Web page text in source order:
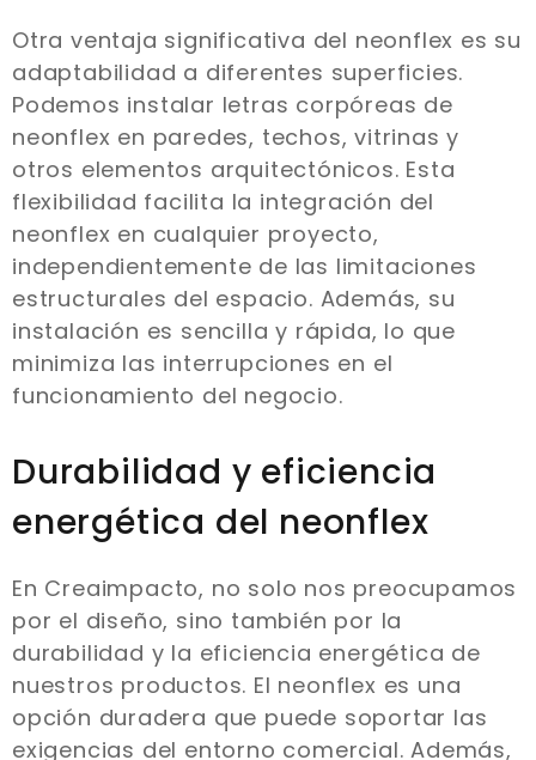
Otra ventaja significativa del neonflex es su
adaptabilidad a diferentes superficies.
Podemos instalar letras corpóreas de
neonflex en paredes, techos, vitrinas y
otros elementos arquitectónicos. Esta
flexibilidad facilita la integración del
neonflex en cualquier proyecto,
independientemente de las limitaciones
estructurales del espacio. Además, su
instalación es sencilla y rápida, lo que
minimiza las interrupciones en el
funcionamiento del negocio.
Durabilidad y eficiencia
energética del neonflex
En Creaimpacto, no solo nos preocupamos
por el diseño, sino también por la
durabilidad y la eficiencia energética de
nuestros productos. El neonflex es una
opción duradera que puede soportar las
exigencias del entorno comercial. Además,